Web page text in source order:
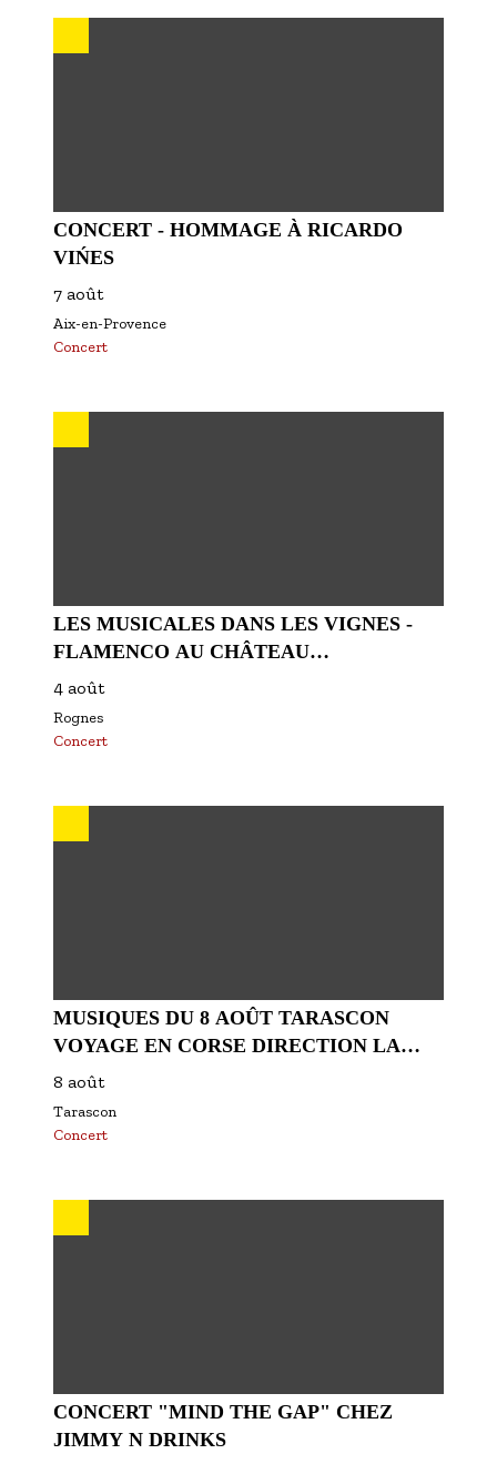
CONCERT - HOMMAGE À RICARDO
VIŃES
7 août
Aix-en-Provence
Concert
LES MUSICALES DANS LES VIGNES -
FLAMENCO AU CHÂTEAU
BARBEBELLE
4 août
Rognes
Concert
MUSIQUES DU 8 AOÛT TARASCON
VOYAGE EN CORSE DIRECTION LA
POLYNÉSIE
8 août
Tarascon
Concert
CONCERT "MIND THE GAP" CHEZ
JIMMY N DRINKS